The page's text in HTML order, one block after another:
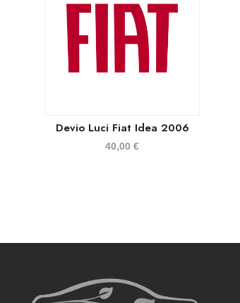
Devio Luci Fiat Idea 2006
40,00€